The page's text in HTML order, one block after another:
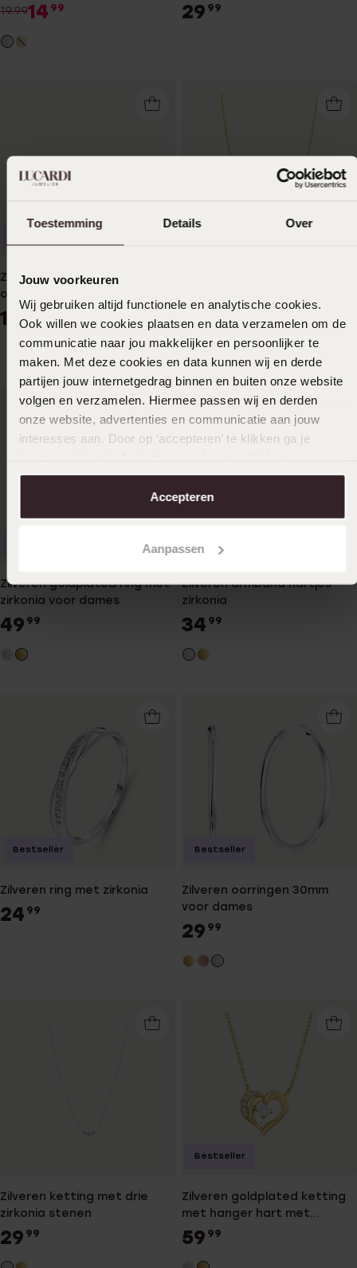
Toestemming Details Over
Jouw voorkeuren
Wij gebruiken altijd functionele en analytische cookies.
Ook willen we cookies plaatsen en data verzamelen om de
communicatie naar jou makkelijker en persoonlijker te
maken. Met deze cookies en data kunnen wij en derde
partijen jouw internetgedrag binnen en buiten onze website
volgen en verzamelen. Hiermee passen wij en derden
onze website, advertenties en communicatie aan jouw
interesses aan. Door op ‘accepteren’ te klikken ga je
aanpassen. Lees er meer over in onscookiebeleid.
Accepteren
Aanpassen
19.9914 99 29 99
Zilveren goldplated
oorknoppen met zirkonia
voor dames
19 99 29
Zilveren goldplated ring met
zirkonia voor dames
49 99
Zilveren armband hartjes
zirkonia
34 99
Zilveren ring met zirkonia
24 99
Bestseller
Zilveren oorringen 30mm
voor dames
29 99
Bestseller
Zilveren ketting met drie
zirkonia stenen
29 99
Zilveren goldplated ketting
met hanger hart met
zirkonia voor dames
59 99
Bestseller